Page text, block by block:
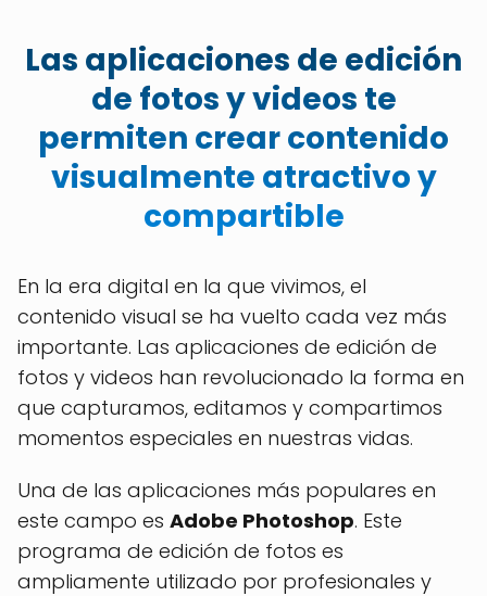
Las aplicaciones de edición
de fotos y videos te
permiten crear contenido
visualmente atractivo y
compartible
En la era digital en la que vivimos, el
contenido visual se ha vuelto cada vez más
importante. Las aplicaciones de edición de
fotos y videos han revolucionado la forma en
que capturamos, editamos y compartimos
momentos especiales en nuestras vidas.
Una de las aplicaciones más populares en
este campo es Adobe Photoshop. Este
programa de edición de fotos es
ampliamente utilizado por profesionales y